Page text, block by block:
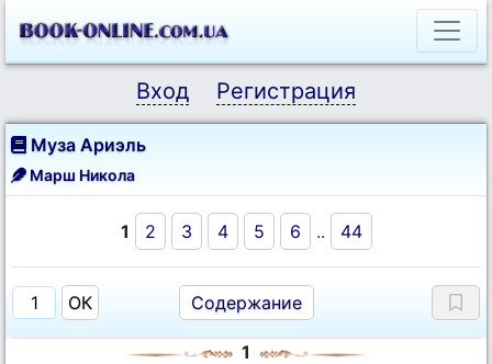
Вход Регистрация
Муза Ариэль
Марш Никола
1 2 3 4 5 6 .. 44
Содержание
1